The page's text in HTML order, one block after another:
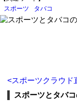
スポーツ
タバコ
<スポーツクラウド
スポーツとタバ